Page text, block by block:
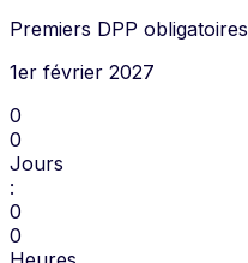
Premiers DPP obligatoires
1er février 2027
0
0
Jours
:
0
0